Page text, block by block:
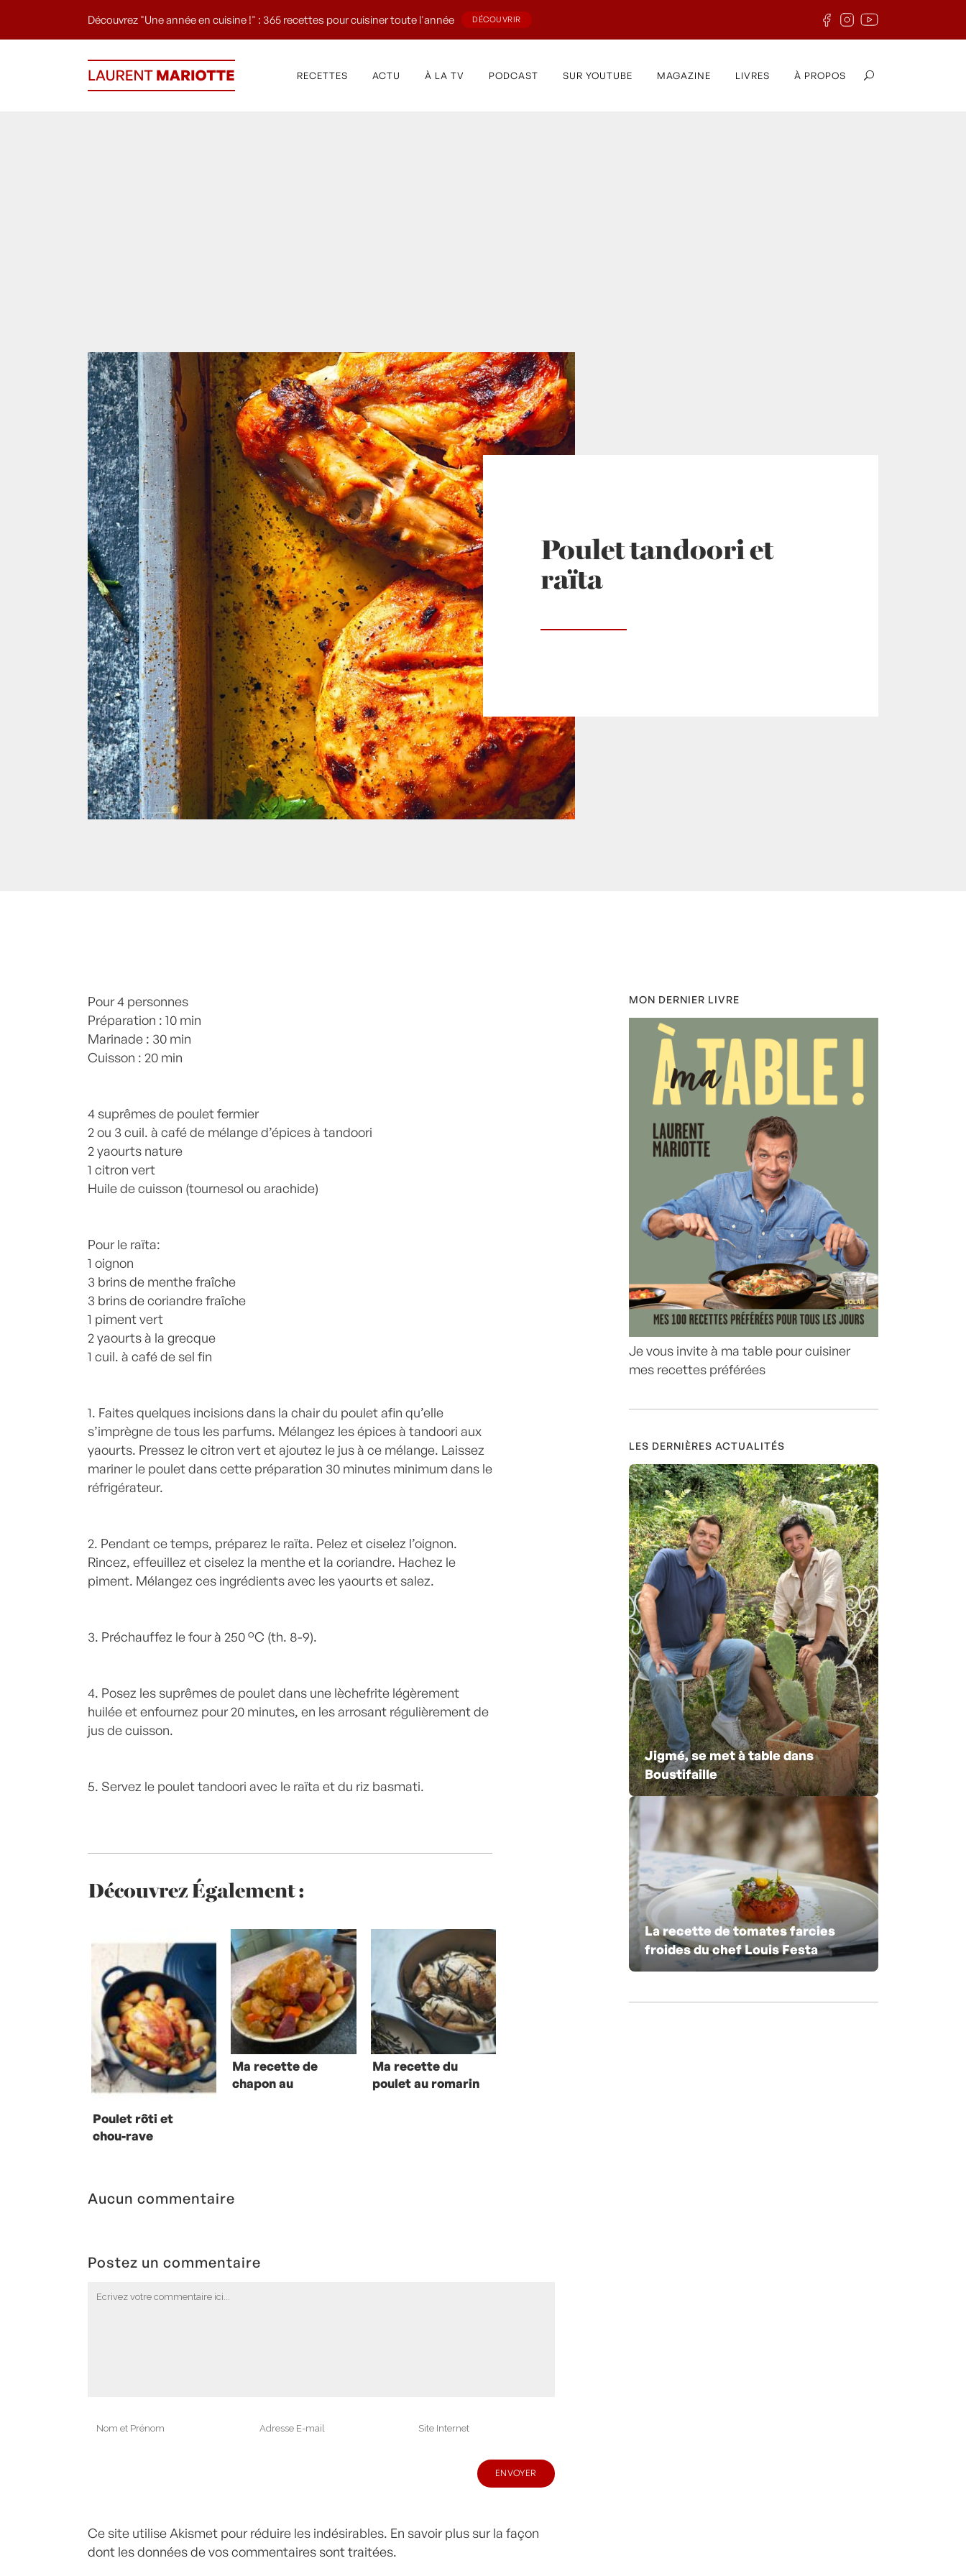
Découvrez "Une année en cuisine !" : 365 recettes pour cuisiner toute l'année DÉCOUVRIR
RECETTES ACTU À LA TV PODCAST SUR YOUTUBE MAGAZINE LIVRES À PROPOS
Poulet tandoori et
raïta
Posté à 17:39hinPoulet
Commentaires
Pour 4 personnes
Préparation : 10 min
Marinade : 30 min
Cuisson : 20 min
4 suprêmes de poulet fermier
2 ou 3 cuil. à café de mélange d’épices à tandoori
2 yaourts nature
1 citron vert
Huile de cuisson (tournesol ou arachide)
Pour le raïta:
1 oignon
3 brins de menthe fraîche
3 brins de coriandre fraîche
1 piment vert
2 yaourts à la grecque
1 cuil. à café de sel fin
1. Faites quelques incisions dans la chair du poulet afin qu’elle
s’imprègne de tous les parfums. Mélangez les épices à tandoori aux
yaourts. Pressez le citron vert et ajoutez le jus à ce mélange. Laissez
mariner le poulet dans cette préparation 30 minutes minimum dans le
réfrigérateur.
2. Pendant ce temps, préparez le raïta. Pelez et ciselez l’oignon.
Rincez, effeuillez et ciselez la menthe et la coriandre. Hachez le
piment. Mélangez ces ingrédients avec les yaourts et salez.
3. Préchauffez le four à 250 °C (th. 8-9).
4. Posez les suprêmes de poulet dans une lèchefrite légèrement
huilée et enfournez pour 20 minutes, en les arrosant régulièrement de
jus de cuisson.
5. Servez le poulet tandoori avec le raïta et du riz basmati.
Découvrez Également :
Poulet rôti et
chou-rave
Ma recette de
chapon au
Ma recette du
poulet au romarin
Aucun commentaire
Postez un commentaire
Ce site utilise Akismet pour réduire les indésirables. En savoir plus sur la façon
dont les données de vos commentaires sont traitées.
MON DERNIER LIVRE
Je vous invite à ma table pour cuisiner
mes recettes préférées
LES DERNIÈRES ACTUALITÉS
Jigmé, se met à table dans
Boustifaille
La recette de tomates farcies
froides du chef Louis Festa